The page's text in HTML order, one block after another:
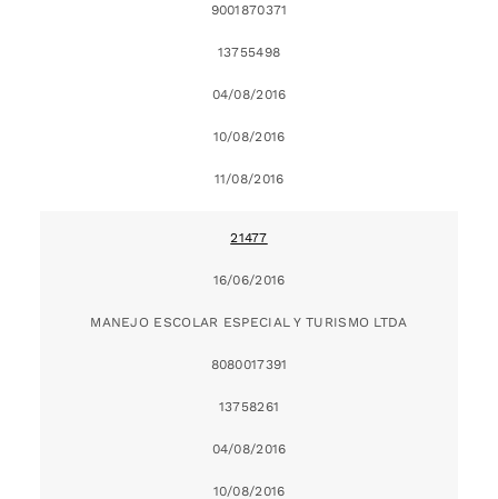
9001870371
13755498
04/08/2016
10/08/2016
11/08/2016
21477
16/06/2016
MANEJO ESCOLAR ESPECIAL Y TURISMO LTDA
8080017391
13758261
04/08/2016
10/08/2016